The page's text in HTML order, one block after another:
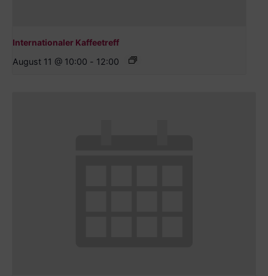
Internationaler Kaffeetreff
August 11 @ 10:00 - 12:00